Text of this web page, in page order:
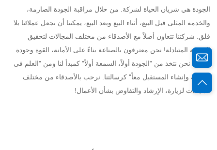
المجالات لزيارة، الإرشاد والتفاوض بشأن الأعمال!